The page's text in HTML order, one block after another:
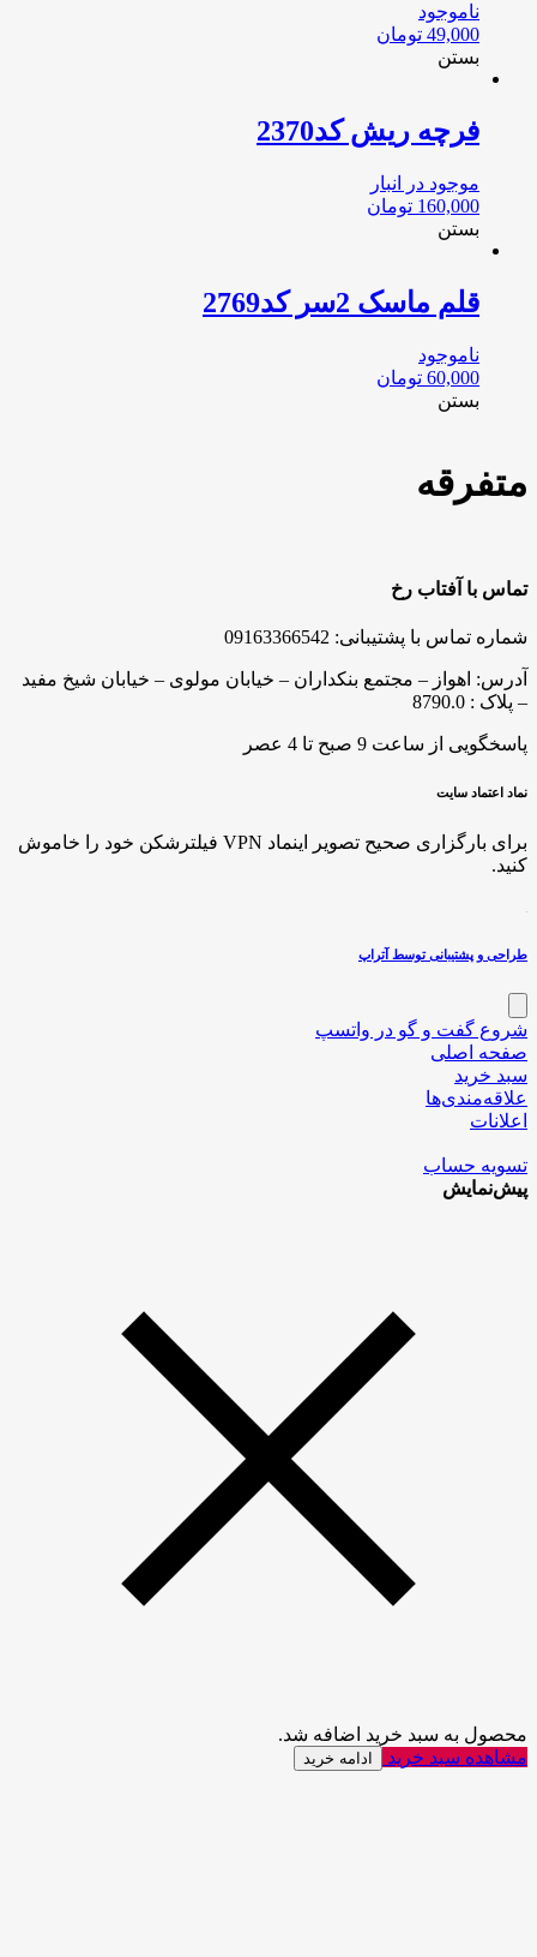
ناموجود
49,000 تومان
بستن
فرچه ریش کد2370
موجود در انبار
160,000 تومان
بستن
قلم ماسک 2سر کد2769
ناموجود
60,000 تومان
بستن
متفرقه
تماس با آفتاب رخ
شماره تماس با پشتیبانی: 09163366542
آدرس: اهواز – مجتمع بنکداران – خیابان مولوی – خیابان شیخ مفید
– پلاک : 8790.0
پاسخگویی از ساعت 9 صبح تا 4 عصر
نماد اعتماد سایت
برای بارگزاری صحیح تصویر اینماد VPN فیلترشکن خود را خاموش
کنید.
طراحی و پشتیبانی توسط آتراپ
شروع گفت و گو در واتسپ
صفحه اصلی
سبد خرید
علاقه‌مندی‌ها
اعلانات
تسویه حساب
پیش‌نمایش
محصول به سبد خرید اضافه شد.
مشاهده سبد خرید
ادامه خرید